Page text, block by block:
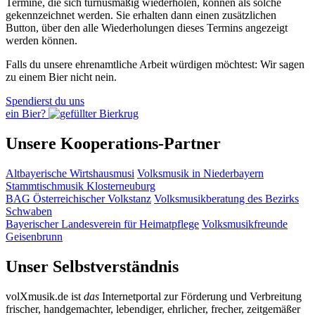
Termine, die sich turnusmäßig wiederholen, können als solche
gekennzeichnet werden. Sie erhalten dann einen zusätzlichen
Button, über den alle Wiederholungen dieses Termins angezeigt
werden können.
Falls du unsere ehrenamtliche Arbeit würdigen möchtest: Wir sagen
zu einem Bier nicht nein.
Spendierst du uns
ein Bier?
Unsere Kooperations-Partner
Altbayerische Wirtshausmusi Volksmusik in Niederbayern
Stammtischmusik Klosterneuburg
BAG Österreichischer Volkstanz Volksmusikberatung des Bezirks
Schwaben
Bayerischer Landesverein für Heimatpflege Volksmusikfreunde
Geisenbrunn
Unser Selbstverständnis
volXmusik.de ist das Internetportal zur Förderung und Verbreitung
frischer, handgemachter, lebendiger, ehrlicher, frecher, zeitgemäßer